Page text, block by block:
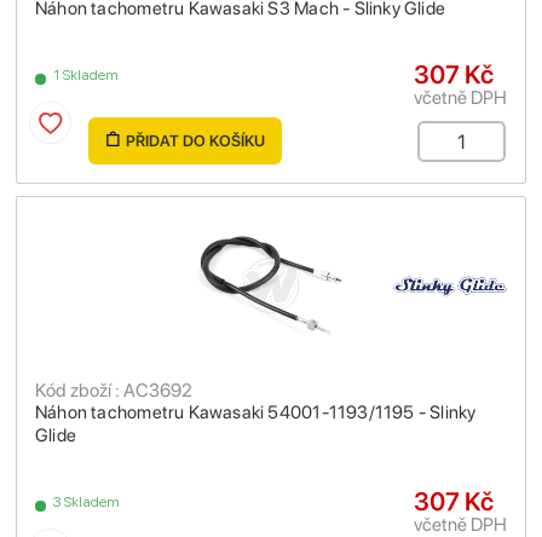
Náhon tachometru Kawasaki S3 Mach - Slinky Glide
1 Skladem 307 Kč
včetně DPH
PŘIDAT DO KOŠÍKU
Náhon tachometru Kawasaki 54001-1193/1195 - Slinky
Glide
Kód zboží : AC3692
3 Skladem 307 Kč
včetně DPH